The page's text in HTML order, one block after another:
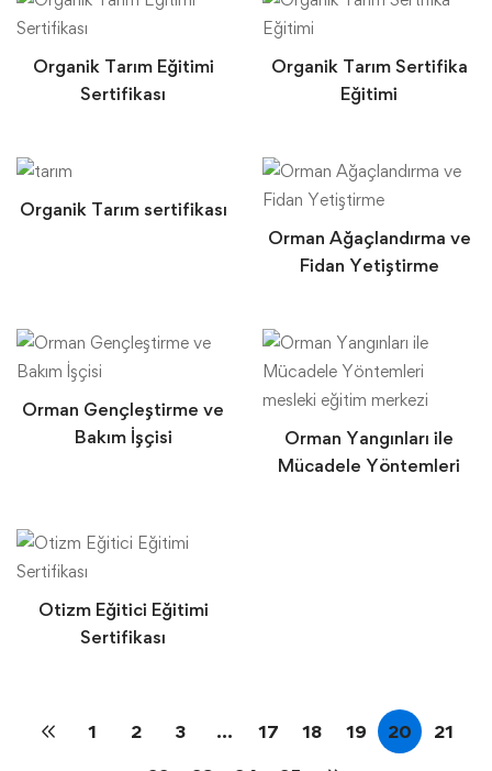
Organik Tarım Eğitimi
Sertifikası
Organik Tarım Sertifika
Eğitimi
Organik Tarım sertifikası
Orman Ağaçlandırma ve
Fidan Yetiştirme
Orman Gençleştirme ve
Bakım İşçisi
Orman Yangınları ile
Mücadele Yöntemleri
Otizm Eğitici Eğitimi
Sertifikası
1 2 3 … 17 18 19 20
21